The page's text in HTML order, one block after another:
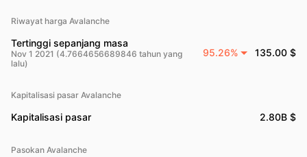
Riwayat harga Avalanche
Tertinggi sepanjang masa
Nov 1 2021 (4.7664656689846 tahun yang
lalu)
95.26% 135.00 $
Kapitalisasi pasar Avalanche
Kapitalisasi pasar 2.80B $
Pasokan Avalanche